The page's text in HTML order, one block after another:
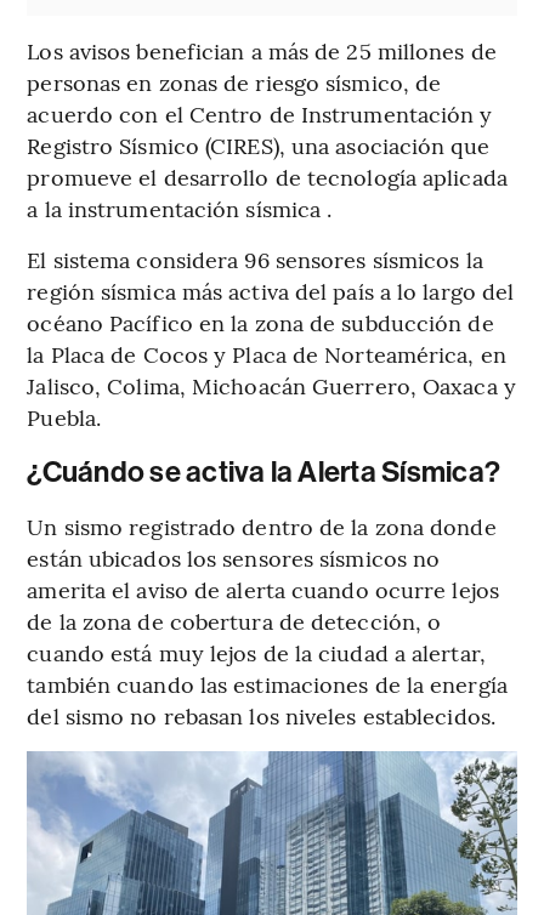
Los avisos benefician a más de 25 millones de
personas en zonas de riesgo sísmico, de
acuerdo con el Centro de Instrumentación y
Registro Sísmico (CIRES), una asociación que
promueve el desarrollo de tecnología aplicada
a la instrumentación sísmica .
El sistema considera 96 sensores sísmicos la
región sísmica más activa del país a lo largo del
océano Pacífico en la zona de subducción de
la Placa de Cocos y Placa de Norteamérica, en
Jalisco, Colima, Michoacán Guerrero, Oaxaca y
Puebla.
¿Cuándo se activa la Alerta Sísmica?
Un sismo registrado dentro de la zona donde
están ubicados los sensores sísmicos no
amerita el aviso de alerta cuando ocurre lejos
de la zona de cobertura de detección, o
cuando está muy lejos de la ciudad a alertar,
también cuando las estimaciones de la energía
del sismo no rebasan los niveles establecidos.